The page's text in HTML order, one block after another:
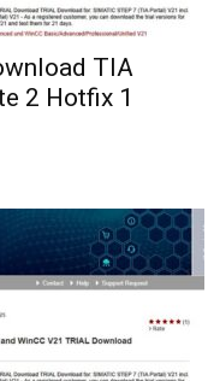
TIA
2 Hotfix 1